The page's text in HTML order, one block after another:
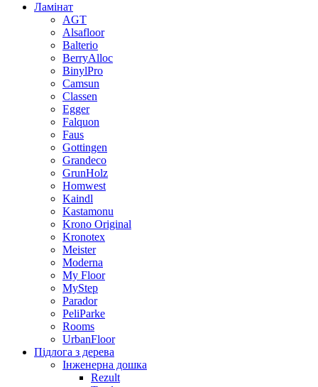
Ламінат
AGT
Alsafloor
Balterio
BerryAlloc
BinylPro
Camsun
Classen
Egger
Falquon
Faus
Gottingen
Grandeco
GrunHolz
Homwest
Kaindl
Kastamonu
Krono Original
Kronotex
Meister
Moderna
My Floor
MyStep
Parador
PeliParke
Rooms
UrbanFloor
Підлога з дерева
Інженерна дошка
Rezult